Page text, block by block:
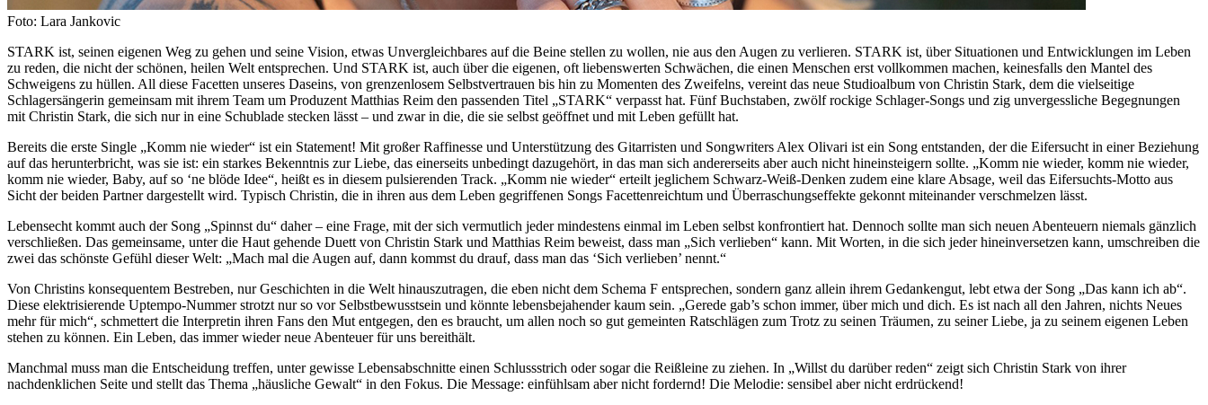
Foto: Lara Jankovic
STARK ist, seinen eigenen Weg zu gehen und seine Vision, etwas Unvergleichbares auf die Beine stellen zu wollen, nie aus den Augen zu verlieren. STARK ist, über Situationen und Entwicklungen im Leben
zu reden, die nicht der schönen, heilen Welt entsprechen. Und STARK ist, auch über die eigenen, oft liebenswerten Schwächen, die einen Menschen erst vollkommen machen, keinesfalls den Mantel des
Schweigens zu hüllen. All diese Facetten unseres Daseins, von grenzenlosem Selbstvertrauen bis hin zu Momenten des Zweifelns, vereint das neue Studioalbum von Christin Stark, dem die vielseitige
Schlagersängerin gemeinsam mit ihrem Team um Produzent Matthias Reim den passenden Titel „STARK“ verpasst hat. Fünf Buchstaben, zwölf rockige Schlager-Songs und zig unvergessliche Begegnungen
mit Christin Stark, die sich nur in eine Schublade stecken lässt – und zwar in die, die sie selbst geöffnet und mit Leben gefüllt hat.
Bereits die erste Single „Komm nie wieder“ ist ein Statement! Mit großer Raffinesse und Unterstützung des Gitarristen und Songwriters Alex Olivari ist ein Song entstanden, der die Eifersucht in einer Beziehung
auf das herunterbricht, was sie ist: ein starkes Bekenntnis zur Liebe, das einerseits unbedingt dazugehört, in das man sich andererseits aber auch nicht hineinsteigern sollte. „Komm nie wieder, komm nie wieder,
komm nie wieder, Baby, auf so ‘ne blöde Idee“, heißt es in diesem pulsierenden Track. „Komm nie wieder“ erteilt jeglichem Schwarz-Weiß-Denken zudem eine klare Absage, weil das Eifersuchts-Motto aus
Sicht der beiden Partner dargestellt wird. Typisch Christin, die in ihren aus dem Leben gegriffenen Songs Facettenreichtum und Überraschungseffekte gekonnt miteinander verschmelzen lässt.
Lebensecht kommt auch der Song „Spinnst du“ daher – eine Frage, mit der sich vermutlich jeder mindestens einmal im Leben selbst konfrontiert hat. Dennoch sollte man sich neuen Abenteuern niemals gänzlich
verschließen. Das gemeinsame, unter die Haut gehende Duett von Christin Stark und Matthias Reim beweist, dass man „Sich verlieben“ kann. Mit Worten, in die sich jeder hineinversetzen kann, umschreiben die
zwei das schönste Gefühl dieser Welt: „Mach mal die Augen auf, dann kommst du drauf, dass man das ‘Sich verlieben’ nennt.“
Von Christins konsequentem Bestreben, nur Geschichten in die Welt hinauszutragen, die eben nicht dem Schema F entsprechen, sondern ganz allein ihrem Gedankengut, lebt etwa der Song „Das kann ich ab“.
Diese elektrisierende Uptempo-Nummer strotzt nur so vor Selbstbewusstsein und könnte lebensbejahender kaum sein. „Gerede gab’s schon immer, über mich und dich. Es ist nach all den Jahren, nichts Neues
mehr für mich“, schmettert die Interpretin ihren Fans den Mut entgegen, den es braucht, um allen noch so gut gemeinten Ratschlägen zum Trotz zu seinen Träumen, zu seiner Liebe, ja zu seinem eigenen Leben
stehen zu können. Ein Leben, das immer wieder neue Abenteuer für uns bereithält.
Manchmal muss man die Entscheidung treffen, unter gewisse Lebensabschnitte einen Schlussstrich oder sogar die Reißleine zu ziehen. In „Willst du darüber reden“ zeigt sich Christin Stark von ihrer
nachdenklichen Seite und stellt das Thema „häusliche Gewalt“ in den Fokus. Die Message: einfühlsam aber nicht fordernd! Die Melodie: sensibel aber nicht erdrückend!